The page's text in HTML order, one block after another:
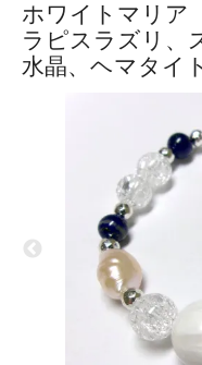
ホワイトマリア
ラピスラズリ、
水晶、ヘマタイト